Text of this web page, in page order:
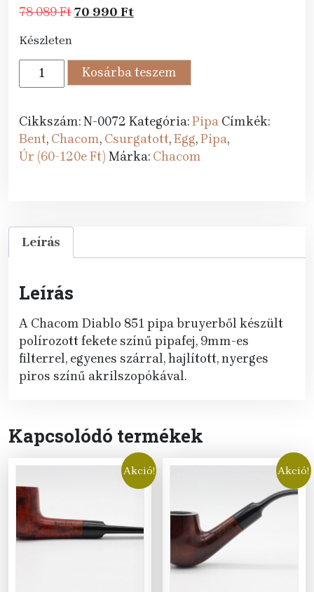
78 089FtOriginal
78
089 Ft.
70 990 FtCurrent
70
990 Ft.
Készleten
Chacom
pipa
851
mennyiség
Kosárba teszem
Cikkszám:N-0072 Kategória:Pipa Címkék:
Bent, Chacom, Csurgatott,Egg,Pipa,
Úr (60-120e Ft) Márka: Chacom
Leírás
Leírás
A Chacom Diablo 851 pipa bruyerből készült
polírozott fekete színű pipafej, 9mm-es
filterrel, egyenes szárral, hajlított, nyerges
piros színű akrilszopókával.
Kapcsolódó termékek
Akció! Akció!